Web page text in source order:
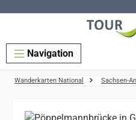
Zum Hauptinhalt springen
Navigation
Wanderkarten National Sachsen-